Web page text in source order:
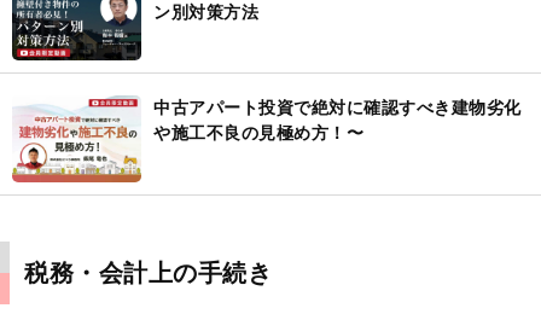
ン別対策方法
中古アパート投資で絶対に確認すべき建物劣化
や施工不良の見極め方！〜
税務・会計上の手続き